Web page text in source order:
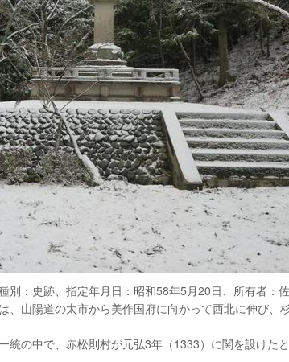
：史跡、指定年月日：昭和58年5月20日、所有者：
山陽道の太市から美作国府に向かって西北に伸び、
の中で、赤松則村が元弘3年（1333）に関を設けた